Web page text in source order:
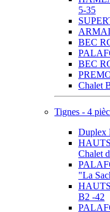
5-35
BEC
BEC
Chalet
Tignes - 4
Duplex
Chalet
"La
B2 -42